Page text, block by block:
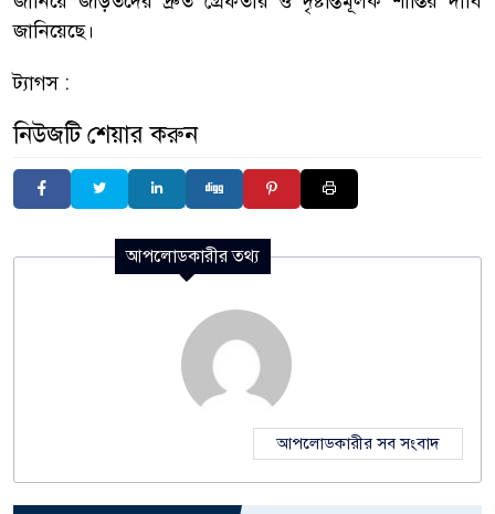
জানিয়েছে।
ট্যাগস :
নিউজটি শেয়ার করুন
আপলোডকারীর তথ্য
আপলোডকারীর সব সংবাদ